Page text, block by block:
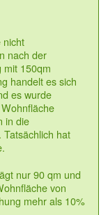
nicht
nach der
mit 150qm
handelt es sich
es wurde
in die
hat
nur 90 qm und
von
mehr als 10%